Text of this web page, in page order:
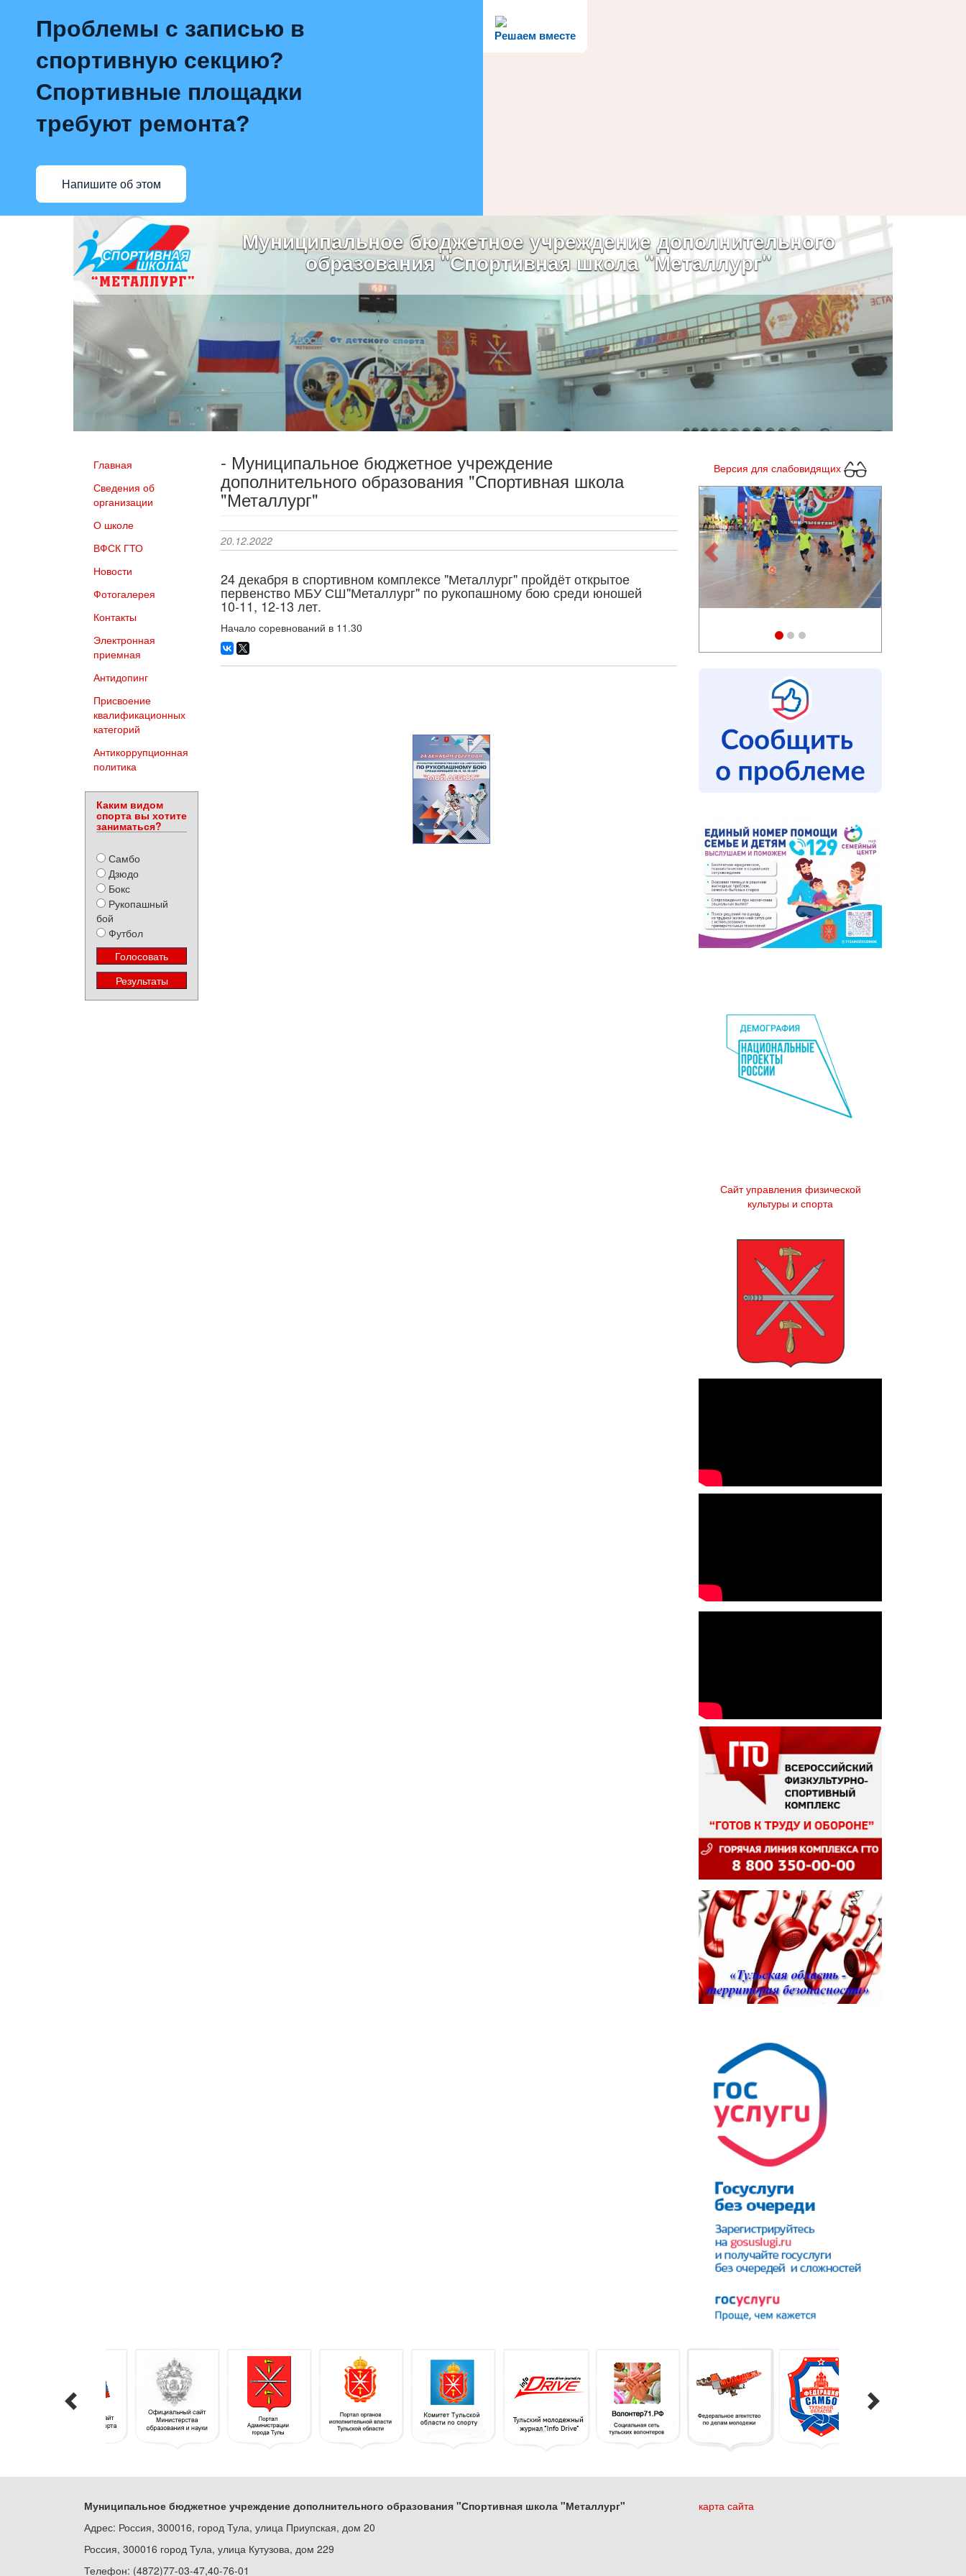
Решаем вместе
Проблемы с записью в
спортивную секцию?
Спортивные площадки
требуют ремонта?
Напишите об этом
Муниципальное бюджетное учреждение дополнительного
образования "Спортивная школа "Металлург"
Главная
Сведения об
организации
О школе
ВФСК ГТО
Новости
Фотогалерея
Контакты
Электронная
приемная
Антидопинг
Присвоение
квалификационных
категорий
Антикоррупционная
политика
Каким видом
спорта вы хотите
заниматься?
Самбо
Дзюдо
Бокс
Рукопашный
бой
Футбол
- Муниципальное бюджетное учреждение
дополнительного образования "Спортивная школа
"Металлург"
20.12.2022
24 декабря в спортивном комплексе "Металлург" пройдёт открытое
первенство МБУ СШ"Металлург" по рукопашному бою среди юношей
10-11, 12-13 лет.
Начало соревнований в 11.30
Версия для слабовидящих
Previous Next
Сайт управления физической
культуры и спорта
Муниципальное бюджетное учреждение дополнительного образования "Спортивная школа "Металлург"
Адрес: Россия, 300016, город Тула, улица Приупская, дом 20
Россия, 300016 город Тула, улица Кутузова, дом 229
Телефон: (4872)77-03-47,40-76-01
карта сайта